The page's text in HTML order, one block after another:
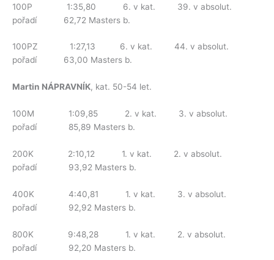
100P 1:35,80 6. v kat. 39. v absolut.
pořadí 62,72 Masters b.
100PZ 1:27,13 6. v kat. 44. v absolut.
pořadí 63,00 Masters b.
Martin NÁPRAVNÍK, kat. 50-54 let.
100M 1:09,85 2. v kat. 3. v absolut.
pořadí 85,89 Masters b.
200K 2:10,12 1. v kat. 2. v absolut.
pořadí 93,92 Masters b.
400K 4:40,81 1. v kat. 3. v absolut.
pořadí 92,92 Masters b.
800K 9:48,28 1. v kat. 2. v absolut.
pořadí 92,20 Masters b.